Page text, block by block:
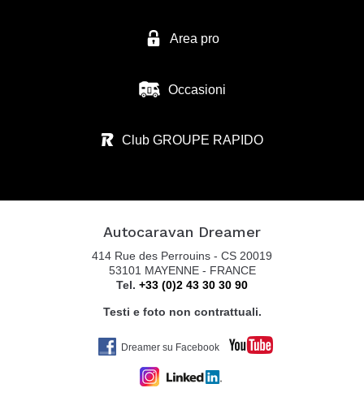
Area pro
Occasioni
Club GROUPE RAPIDO
Autocaravan Dreamer
414 Rue des Perrouins - CS 20019
53101 MAYENNE - FRANCE
Tel. +33 (0)2 43 30 30 90
Testi e foto non contrattuali.
Dreamer su Facebook